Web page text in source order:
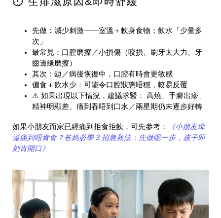
先做：減少刺激——室溫＋軟身食物；飲水「少量多
次」
最常見：口腔磨擦／小損傷（咬損、刷牙太大力、牙
齒邊緣磨擦）
其次：攰／病後恢復中，口腔有時會更敏感
偏食＋飲水少：可能令口腔狀態唔穩，較易反覆
⚠️ 如果出現以下情況，建議求醫： 高燒、手腳出疹、
精神明顯差、痛到吞唔到口水／兩星期仍未逐步好轉
如果小朋友而家已經痛到拒食拒飲，可先參考：
《小朋友痱
滋痛到唔肯食？爸媽必學 3 招急救法：先做呢一步，孩子即
刻肯開口》